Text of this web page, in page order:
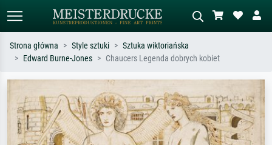
Szukaj wg artysty, tytułu lub stylu – np.
Monet, Gwiaździsta noc,
impresjonizm, fala Hokusaia, akt.
Opisz scenę – np. zielona łąka,
abstrakcja z czerwienią, ciemny olej,
stojący akt obok drzewa.
Strona główna Style sztuki
Sztuka wiktoriańska
Edward Burne-Jones
Chaucers Legenda dobrych kobiet